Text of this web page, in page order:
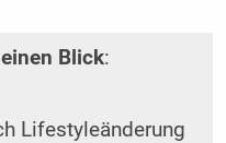
Blick:
Lifestyleänderung